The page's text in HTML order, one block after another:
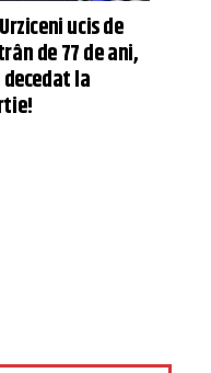
ucis de
de 77 de ani,
la